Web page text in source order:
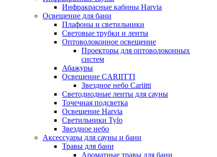
Инфракрасные кабины Harvia
Освещение для бани
Плафоны и светильники
Световые трубки и ленты
Оптоволоконное освещение
Проекторы для оптоволоконных
систем
Абажуры
Освещение CARIITTI
Звездное небо Cariitti
Светодиодные ленты для сауны
Точечная подсветка
Освещение Harvia
Светильники Tylo
Звездное небо
Аксессуары для сауны и бани
Травы для бани
Ароматные травы для бани